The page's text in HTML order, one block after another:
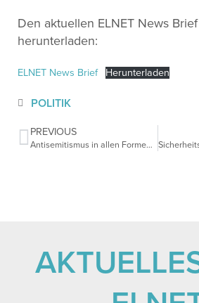
Den aktuellen ELNET News
herunterladen:
ELNET News Brief Herunterladen
POLITIK
PREVIOUS
Antisemitismus in allen Formen bekämpfen